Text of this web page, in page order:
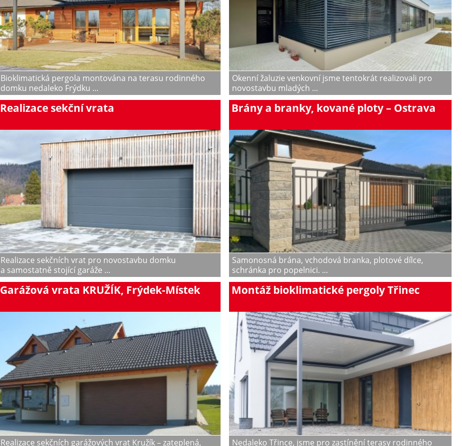
Bioklimatická pergola montována na terasu rodinného
domku nedaleko Frýdku ...
Okenní žaluzie venkovní jsme tentokrát realizovali pro
novostavbu mladých ...
Realizace sekční vrata
Realizace sekčních vrat pro novostavbu domku
a samostatně stojící garáže ...
Brány a branky, kované ploty – Ostrava
Samonosná brána, vchodová branka, plotové dílce,
schránka pro popelnici. ...
Garážová vrata KRUŽÍK, Frýdek-Místek
Realizace sekčních garážových vrat Kružík – zateplená,
Montáž bioklimatické pergoly Třinec
Nedaleko Třince, jsme pro zastínění terasy rodinného